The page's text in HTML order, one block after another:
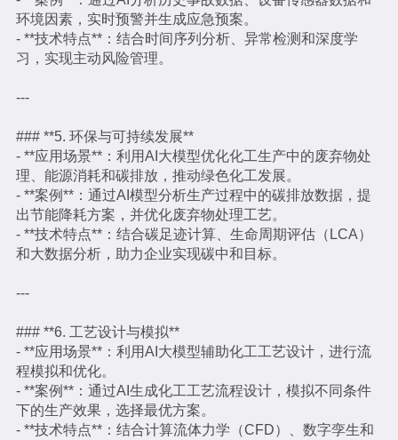
环境因素，实时预警并生成应急预案。
- **技术特点**：结合时间序列分析、异常检测和深度学
习，实现主动风险管理。
---
### **5. 环保与可持续发展**
- **应用场景**：利用AI大模型优化化工生产中的废弃物处
理、能源消耗和碳排放，推动绿色化工发展。
- **案例**：通过AI模型分析生产过程中的碳排放数据，提
出节能降耗方案，并优化废弃物处理工艺。
- **技术特点**：结合碳足迹计算、生命周期评估（LCA）
和大数据分析，助力企业实现碳中和目标。
---
### **6. 工艺设计与模拟**
- **应用场景**：利用AI大模型辅助化工工艺设计，进行流
程模拟和优化。
- **案例**：通过AI生成化工工艺流程设计，模拟不同条件
下的生产效果，选择最优方案。
- **技术特点**：结合计算流体力学（CFD）、数字孪生和